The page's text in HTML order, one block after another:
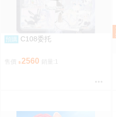
預購 C108委托
2560 銷量:1